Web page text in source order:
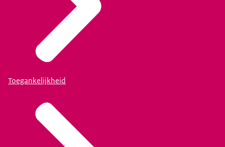
Toegankelijkheid